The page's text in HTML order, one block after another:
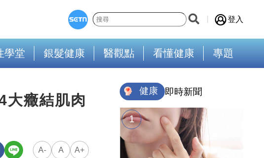
登入
學堂 銀髮健康 醫觀點 看懂健康 專題
癥結肌肉
A- A A+
健康 即時新聞